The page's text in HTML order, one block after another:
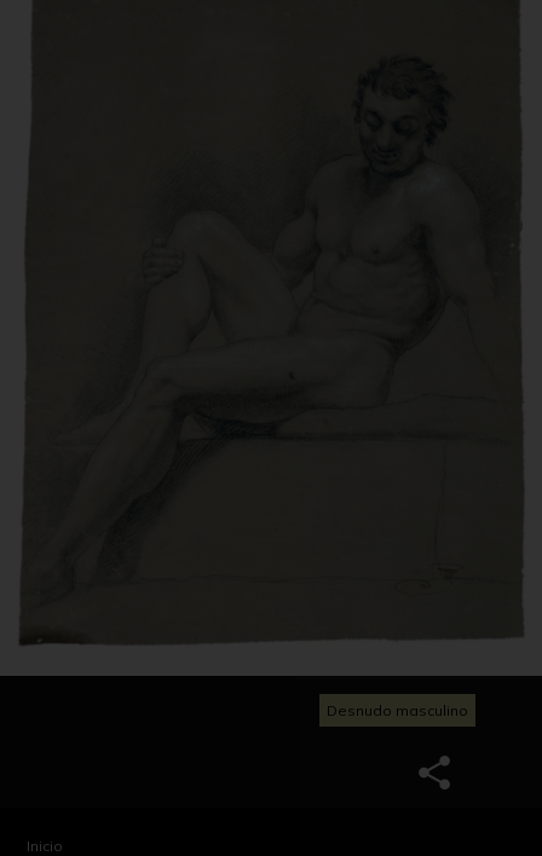
Desnudo masculino
Inicio